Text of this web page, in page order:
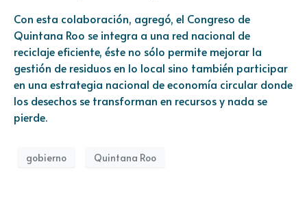
Con esta colaboración, agregó, el Congreso de
Quintana Roo se integra a una red nacional de
reciclaje eficiente, éste no sólo permite mejorar la
gestión de residuos en lo local sino también participar
en una estrategia nacional de economía circular donde
los desechos se transforman en recursos y nada se
pierde.
gobierno Quintana Roo